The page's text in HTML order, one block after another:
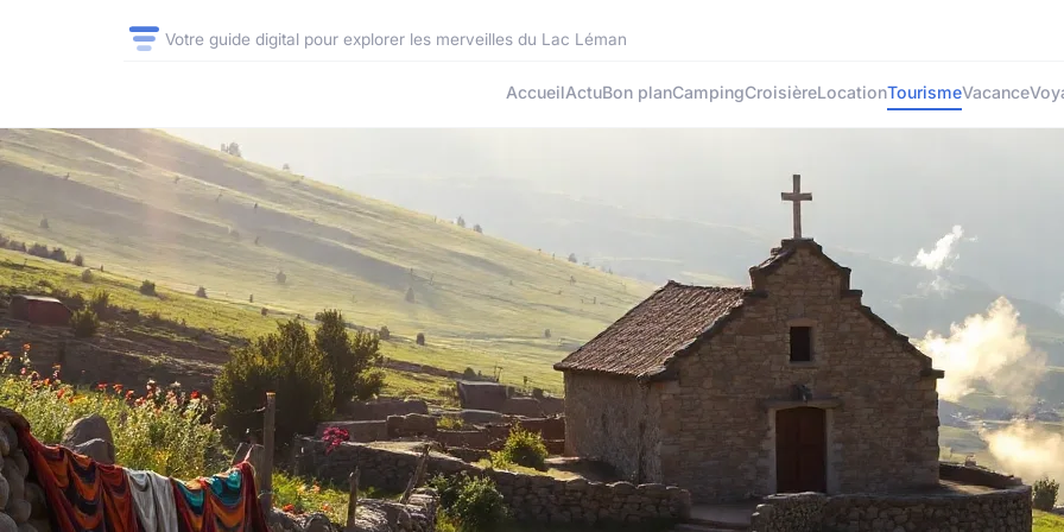
Votre guide digital pour explorer les merveilles du Lac Léman
AccueilActuBon planCampingCroisièreLocationTourismeVacance